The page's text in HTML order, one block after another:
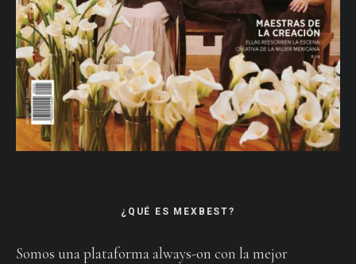
¿QUÉ ES MEXBEST?
Somos una plataforma always-on con la mejor